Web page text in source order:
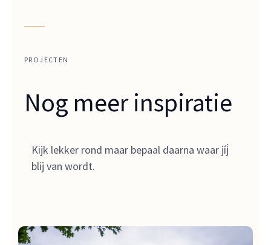
PROJECTEN
Nog meer inspiratie
Kijk lekker rond maar bepaal daarna waar jíj́
blij van wordt.